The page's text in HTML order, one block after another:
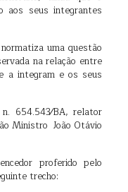
aos seus integrantes
uma questão
na relação entre
a integram e os seus
654.543⁄BA, relator
Ministro João Otávio
proferido pelo
trecho: